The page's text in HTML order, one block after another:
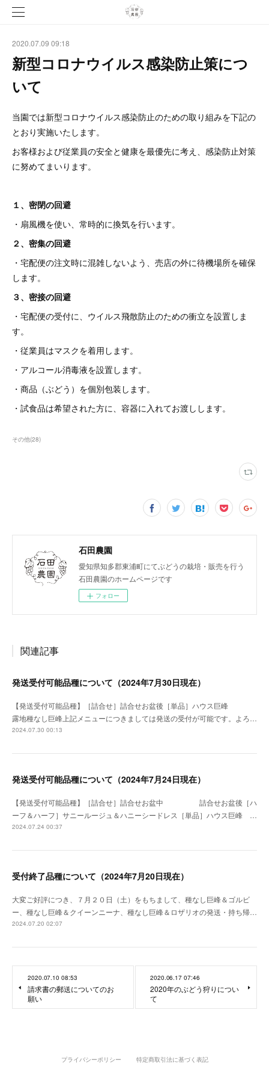
2020.07.09 09:18
新型コロナウイルス感染防止策につ
いて
当園では新型コロナウイルス感染防止のための取り組みを下記の
とおり実施いたします。
お客様および従業員の安全と健康を最優先に考え、感染防止対策
に努めてまいります。
１、密閉の回避
・扇風機を使い、常時的に換気を行います。
２、密集の回避
・宅配便の注文時に混雑しないよう、売店の外に待機場所を確保
します。
３、密接の回避
・宅配便の受付に、ウイルス飛散防止のための衝立を設置しま
す。
・従業員はマスクを着用します。
・アルコール消毒液を設置します。
・商品（ぶどう）を個別包装します。
・試食品は希望された方に、容器に入れてお渡しします。
その他(28)
石田農園
愛知県知多郡東浦町にてぶどうの栽培・販売を行う
石田農園のホームページです
フォロー
関連記事
発送受付可能品種について（2024年7月30日現在）
【発送受付可能品種】［詰合せ］詰合せお盆後［単品］ハウス巨峰
露地種なし巨峰上記メニューにつきましては発送の受付が可能です。よろ…
2024.07.30 00:13
発送受付可能品種について（2024年7月24日現在）
【発送受付可能品種】［詰合せ］詰合せお盆中 詰合せお盆後［ハ
ーフ＆ハーフ］サニールージュ＆ハニーシードレス［単品］ハウス巨峰 …
2024.07.24 00:37
受付終了品種について（2024年7月20日現在）
大変ご好評につき、７月２０日（土）をもちまして、種なし巨峰＆ゴルビ
ー、種なし巨峰＆クイーンニーナ、種なし巨峰＆ロザリオの発送・持ち帰…
2024.07.20 02:07
2020.07.10 08:53
請求書の郵送についてのお
願い
2020.06.17 07:46
2020年のぶどう狩りについ
て
プライバシーポリシー 特定商取引法に基づく表記